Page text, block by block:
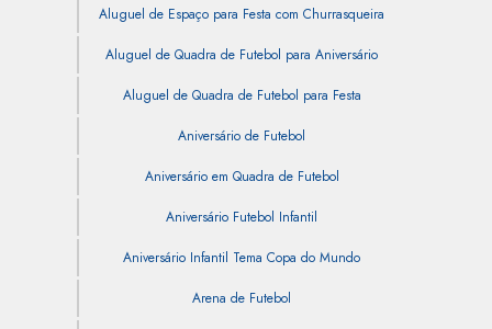
Aluguel de Espaço para Festa com Churrasqueira
Aluguel de Quadra de Futebol para Aniversário
Aluguel de Quadra de Futebol para Festa
Aniversário de Futebol
Aniversário em Quadra de Futebol
Aniversário Futebol Infantil
Aniversário Infantil Tema Copa do Mundo
Arena de Futebol